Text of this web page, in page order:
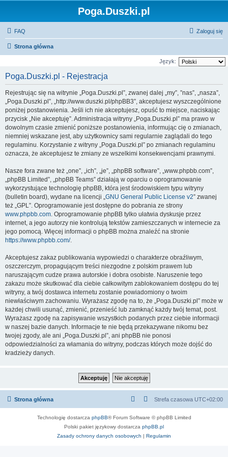
Poga.Duszki.pl
FAQ Zaloguj się
Strona główna
Język:
Poga.Duszki.pl - Rejestracja
Rejestrując się na witrynie „Poga.Duszki.pl”, zwanej dalej „my”, ”nas”, „nasza”,
„Poga.Duszki.pl”, „http://www.duszki.pl/phpBB3”, akceptujesz wyszczególnione
poniżej postanowienia. Jeśli ich nie akceptujesz, opuść to miejsce, naciskając
przycisk „Nie akceptuję”. Administracja witryny „Poga.Duszki.pl” ma prawo w
dowolnym czasie zmienić poniższe postanowienia, informując cię o zmianach,
niemniej wskazane jest, aby użytkownicy sami regularnie zaglądali do tego
regulaminu. Korzystanie z witryny „Poga.Duszki.pl” po zmianach regulaminu
oznacza, że akceptujesz te zmiany ze wszelkimi konsekwencjami prawnymi.
Nasze fora zwane też „one”, „ich”, „je”, „phpBB software”, „www.phpbb.com”,
„phpBB Limited”, „phpBB Teams” działają w oparciu o oprogramowanie
wykorzystujące technologię phpBB, która jest środowiskiem typu witryny
(bulletin board), wydane na licencji „GNU General Public License v2” zwanej
też „GPL”. Oprogramowanie jest dostępne do pobrania ze strony
www.phpbb.com. Oprogramowanie phpBB tylko ułatwia dyskusje przez
internet, a jego autorzy nie kontrolują tekstów zamieszczanych w internecie za
jego pomocą. Więcej informacji o phpBB można znaleźć na stronie
https://www.phpbb.com/.
Akceptujesz zakaz publikowania wypowiedzi o charakterze obraźliwym,
oszczerczym, propagującym treści niezgodne z polskim prawem lub
naruszającym cudze prawa autorskie i dobra osobiste. Naruszenie tego
zakazu może skutkować dla ciebie całkowitym zablokowaniem dostępu do tej
witryny, a twój dostawca internetu zostanie powiadomiony o twoim
niewłaściwym zachowaniu. Wyrażasz zgodę na to, że „Poga.Duszki.pl” może w
każdej chwili usunąć, zmienić, przenieść lub zamknąć każdy twój temat, post.
Wyrażasz zgodę na zapisywanie wszystkich podanych przez ciebie informacji
w naszej bazie danych. Informacje te nie będą przekazywane nikomu bez
twojej zgody, ale ani „Poga.Duszki.pl”, ani phpBB nie ponosi
odpowiedzialności za włamania do witryny, podczas których może dojść do
kradzieży danych.
Strona główna Strefa czasowa UTC+02:00
Technologię dostarcza phpBB® Forum Software © phpBB Limited
Polski pakiet językowy dostarcza phpBB.pl
Zasady ochrony danych osobowych | Regulamin